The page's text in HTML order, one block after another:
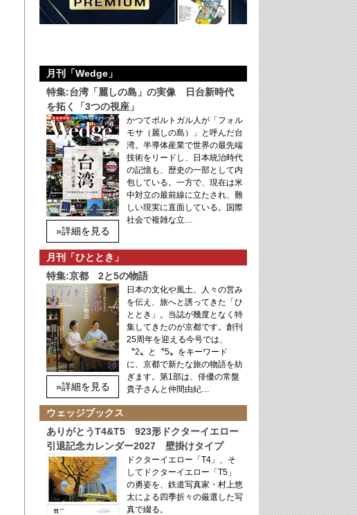
月刊「Wedge」
特集:台湾「麗しの島」の実像 日台新時代
を拓く「3つの視座」
»詳細を見る
かつてポルトガル人が「フォル
モサ（麗しの島）」と呼んだ台
湾。半導体産業で世界の最先端
技術をリードし、日本統治時代
の記憶も、歴史の一部として内
包している。一方で、現在は米
中対立の最前線に立たされ、難
しい現実に直面している。国際
社会で複雑な立…
月刊「ひととき」
特集:京都 2と5の物語
»詳細を見る
日本の文化や風土、人々の営み
を伝え、旅へと誘ってきた「ひ
ととき」。当誌が幾度となく特
集してきたのが京都です。創刊
25周年を迎える今号では、
〝2〟と〝5〟をキーワード
に、京都で新たな旅の物語を紡
ぎます。第1部は、俳優の常盤
貴子さんと仲間由紀…
ウェッジブックス
ありがとうT4&T5 923形ドクターイエロー
引退記念カレンダー2027 壁掛けタイプ
ドクターイエロー「T4」、そ
してドクターイエロー「T5」
の勇姿を、鉄道写真家・村上悠
太による四季折々の厳選した写
真で綴る。